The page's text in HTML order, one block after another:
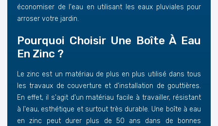
économiser de l'eau en utilisant les eaux pluviales pour
arroser votre jardin.
Pourquoi Choisir Une Boîte À Eau
En Zinc ?
Le zinc est un matériau de plus en plus utilisé dans tous
les travaux de couverture et d'installation de gouttières.
En effet, il s'agit d'un matériau facile à travailler, résistant
à l'eau, esthétique et surtout très durable. Une boîte à eau
en zinc peut durer plus de 50 ans dans de bonnes